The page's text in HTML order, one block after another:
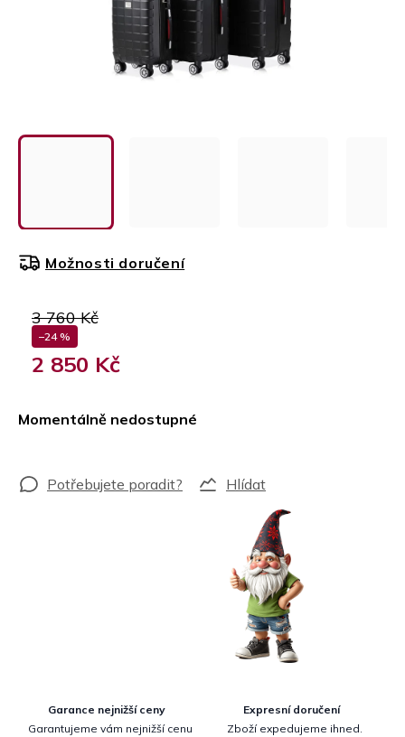
3 760 Kč
–24 %
2 850 Kč
Momentálně nedostupné
Možnosti doručení
Hlídat
Garance nejnižší ceny
Garantujeme vám nejnižší cenu
Expresní doručení
Zboží expedujeme ihned.